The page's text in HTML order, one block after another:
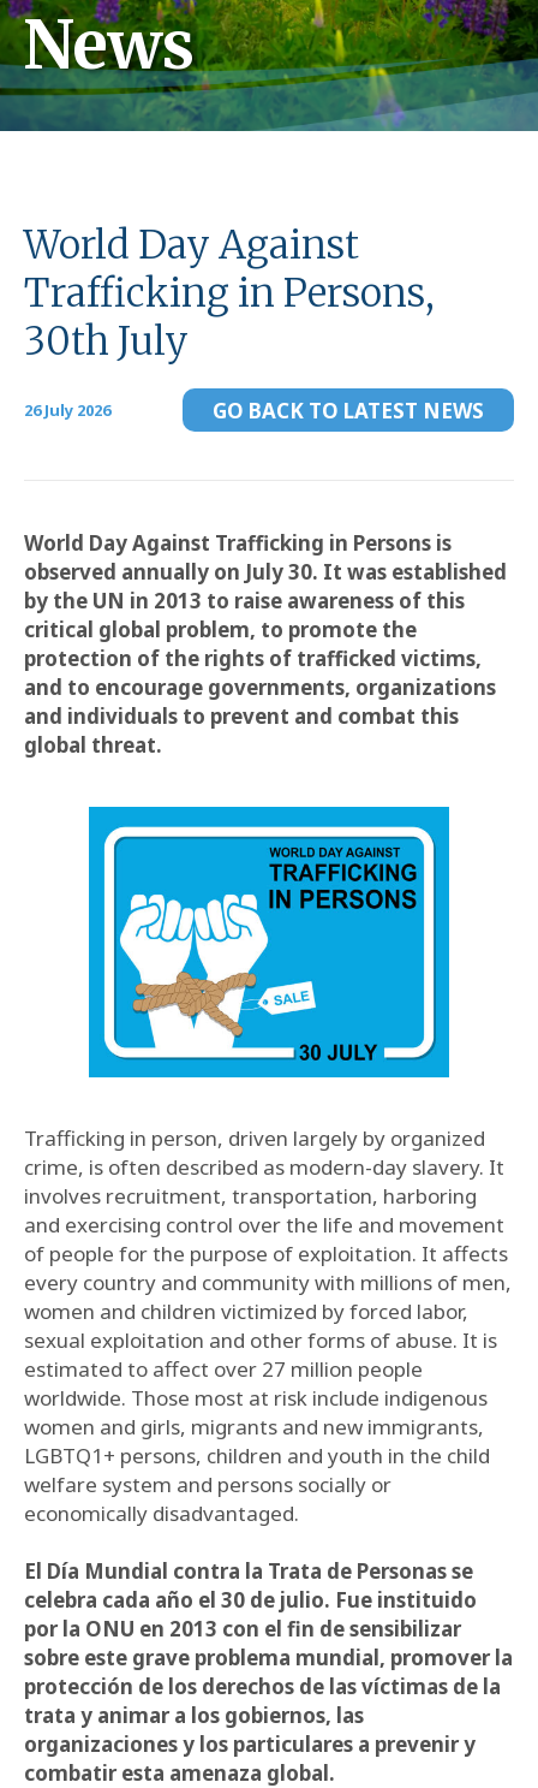
News
World Day Against
Trafficking in Persons,
30th July
26 July 2026 GO BACK TO LATEST NEWS
World Day Against Trafficking in Persons is
observed annually on July 30. It was established
by the UN in 2013 to raise awareness of this
critical global problem, to promote the
protection of the rights of trafficked victims,
and to encourage governments, organizations
and individuals to prevent and combat this
global threat.
Trafficking in person, driven largely by organized
crime, is often described as modern-day slavery. It
involves recruitment, transportation, harboring
and exercising control over the life and movement
of people for the purpose of exploitation. It affects
every country and community with millions of men,
women and children victimized by forced labor,
sexual exploitation and other forms of abuse. It is
estimated to affect over 27 million people
worldwide. Those most at risk include indigenous
women and girls, migrants and new immigrants,
LGBTQ1+ persons, children and youth in the child
welfare system and persons socially or
economically disadvantaged.
El Día Mundial contra la Trata de Personas se
celebra cada año el 30 de julio. Fue instituido
por la ONU en 2013 con el fin de sensibilizar
sobre este grave problema mundial, promover la
protección de los derechos de las víctimas de la
trata y animar a los gobiernos, las
organizaciones y los particulares a prevenir y
combatir esta amenaza global.